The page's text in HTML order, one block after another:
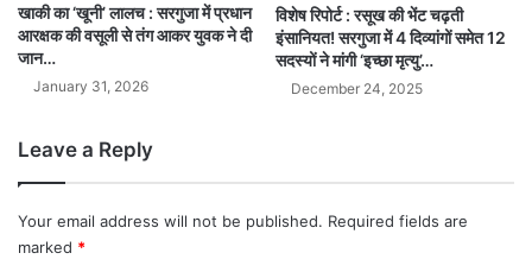
खाकी का ‘खूनी’ लालच : सरगुजा में प्रधान
आरक्षक की वसूली से तंग आकर युवक ने दी
जान…
January 31, 2026
विशेष रिपोर्ट : रसूख की भेंट चढ़ती
इंसानियत! सरगुजा में 4 दिव्यांगों समेत 12
सदस्यों ने मांगी ‘इच्छा मृत्यु’…
December 24, 2025
Leave a Reply
Your email address will not be published. Required fields are
marked *